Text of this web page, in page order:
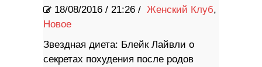
18/08/2016 / 21:26 / Женский Клуб,
Новое
Звездная диета: Блейк Лайвли о
секретах похудения после родов